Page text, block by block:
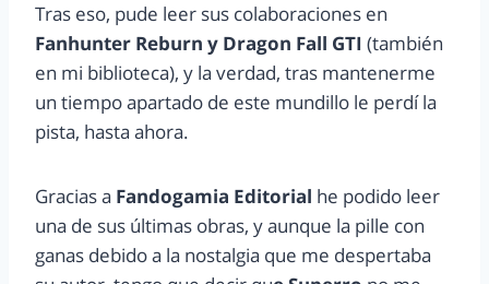
Tras eso, pude leer sus colaboraciones en
Fanhunter Reburn y Dragon Fall GTI (también
en mi biblioteca), y la verdad, tras mantenerme
un tiempo apartado de este mundillo le perdí la
pista, hasta ahora.
Gracias a Fandogamia Editorial he podido leer
una de sus últimas obras, y aunque la pille con
ganas debido a la nostalgia que me despertaba